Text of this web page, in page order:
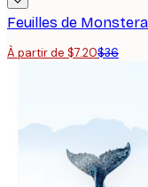
À partir de $7.20$36